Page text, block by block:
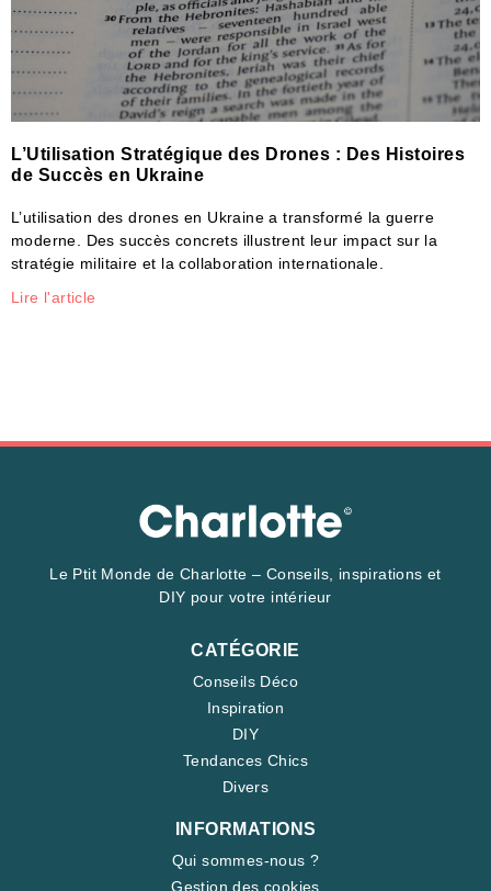
L’Utilisation Stratégique des Drones : Des Histoires
de Succès en Ukraine
L’utilisation des drones en Ukraine a transformé la guerre
moderne. Des succès concrets illustrent leur impact sur la
stratégie militaire et la collaboration internationale.
Lire l'article
Le Ptit Monde de Charlotte – Conseils, inspirations et
DIY pour votre intérieur
CATÉGORIE
Conseils Déco
Inspiration
DIY
Tendances Chics
Divers
INFORMATIONS
Qui sommes-nous ?
Gestion des cookies